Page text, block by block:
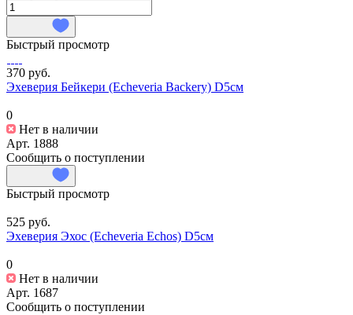
Быстрый просмотр
370 руб.
Эхеверия Бейкери (Echeveria Backery) D5см
0
Нет в наличии
Арт. 1888
Сообщить о поступлении
Быстрый просмотр
525 руб.
Эхеверия Эхос (Echeveria Echos) D5см
0
Нет в наличии
Арт. 1687
Сообщить о поступлении